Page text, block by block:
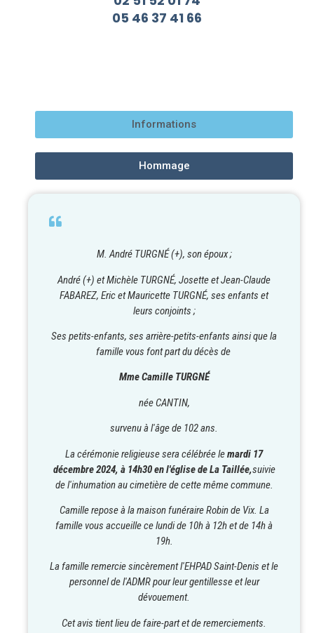
05 46 37 41 66
Informations
Hommage
M. André TURGNÉ (+), son époux ;
André (+) et Michèle TURGNÉ, Josette et Jean-Claude
FABAREZ, Eric et Mauricette TURGNÉ, ses enfants et
leurs conjoints ;
Ses petits-enfants, ses arrière-petits-enfants ainsi que la
famille vous font part du décès de
Mme Camille TURGNÉ
née CANTIN,
survenu à l'âge de 102 ans.
La cérémonie religieuse sera célébrée lemardi 17
décembre 2024, à 14h30 en l'église de La Taillée,suivie
de l'inhumation au cimetière de cette même commune.
Camille repose à la maison funéraire Robin de Vix. La
famille vous accueille ce lundi de 10h à 12h et de 14h à
19h.
La famille remercie sincèrement l'EHPAD Saint-Denis et le
personnel de l'ADMR pour leur gentillesse et leur
dévouement.
Cet avis tient lieu de faire-part et de remerciements.